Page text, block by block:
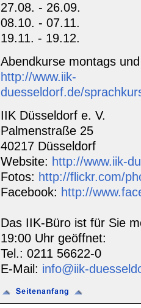
27.08. - 26.09.
08.10. - 07.11.
19.11. - 19.12.
Abendkurse montags
http://www.iik-
duesseldorf.de/
IIK Düsseldorf e. V.
Palmenstraße 25
40217 Düsseldorf
Website: http://www.iik-
Fotos: http://flickr.com/
Facebook: http://
Das IIK-Büro ist für Sie
19:00 Uhr geöffnet:
Tel.: 0211 56622-0
E-Mail: info@iik-